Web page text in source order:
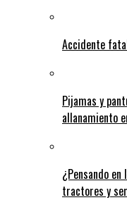
Accidente
Pijamas y
allanamiento
¿Pensando
tractores y